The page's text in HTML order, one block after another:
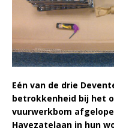
Eén van de drie
betrokkenheid bij het
vuurwerkbom
Havezatelaan in hun